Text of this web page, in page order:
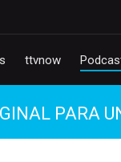
ttvnow
PARA